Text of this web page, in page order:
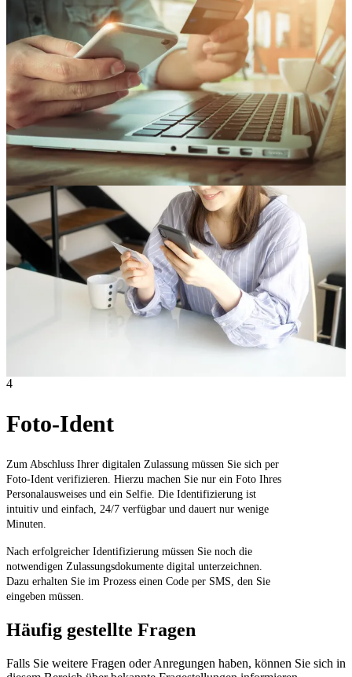
4
Foto-Ident
Zum Abschluss Ihrer digitalen Zulassung müssen Sie sich per
Foto-Ident verifizieren. Hierzu machen Sie nur ein Foto Ihres
Personalausweises und ein Selfie. Die Identifizierung ist
intuitiv und einfach, 24/7 verfügbar und dauert nur wenige
Minuten.
Nach erfolgreicher Identifizierung müssen Sie noch die
notwendigen Zulassungsdokumente digital unterzeichnen.
Dazu erhalten Sie im Prozess einen Code per SMS, den Sie
eingeben müssen.
Häufig gestellte Fragen
Falls Sie weitere Fragen oder Anregungen haben, können Sie sich in